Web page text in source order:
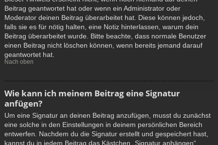
Beitrag geantwortet hat oder wenn ein Administrator oder
Moderator deinen Beitrag überarbeitet hat. Diese können jedoch,
falls sie es für nötig halten, eine Notiz hinterlassen, warum dein
Beitrag überarbeitet wurde. Bitte beachte, dass normale Benutzer
einen Beitrag nicht löschen können, wenn bereits jemand darauf
geantwortet hat.
Nach oben
Wie kann ich meinem Beitrag eine Signatur
anfügen?
Um eine Signatur an deinen Beitrag anzufügen, musst du zunächst
eine solche in den Einstellungen in deinem persönlichen Bereich
entwerfen. Nachdem du die Signatur erstellt und gespeichert hast,
kannst du in jedem Beitrag das Kästchen „Signatur anhängen“